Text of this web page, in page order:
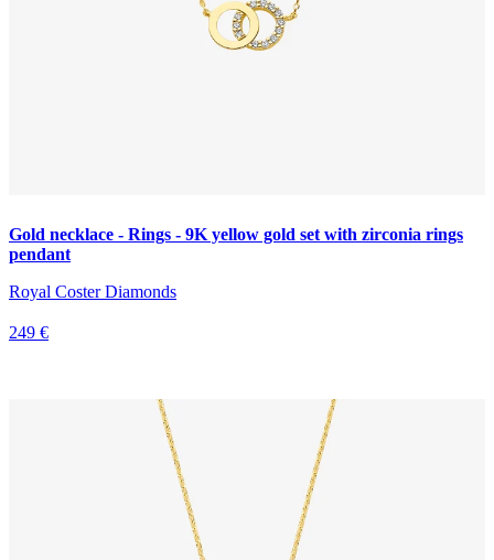
Gold necklace - Rings - 9K yellow gold set with zirconia rings
pendant
Royal Coster Diamonds
249 €